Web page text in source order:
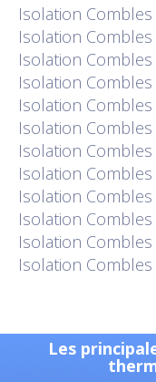
Isolation Combles
Isolation
Isolation
Isolation
Isolation
Isolation
Isolation
Isolation
Isolation
Isolation
Isolation Combles
Isolation Combles
Les